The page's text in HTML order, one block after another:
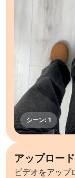
アップロード
ビデオをアップ